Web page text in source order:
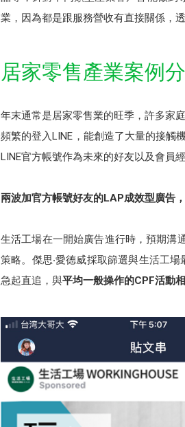
業，因為都是跟服務營收有直接關係，
居家零售產業案例
年末通常是居家零售業的旺季，許多家
頻繁的登入LINE，能創造了大量的接觸
LINE官方帳號作為未來的好友以及會員經
兩波加官方帳號好友的LAP成效型廣告
生活工場在一開始廣告進行時，預期溝
策略。傑思‧愛德威採取篩選與生活工
急起直追，與平均一般操作的CPF活動